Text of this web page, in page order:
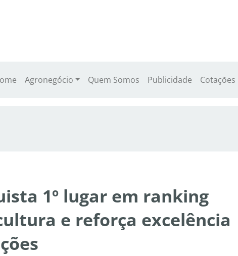
Agronegócio Quem Somos Publicidade Cotações
1º lugar em ranking
e reforça excelência